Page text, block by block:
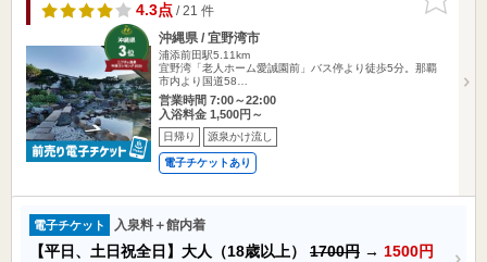
りに追加
4.3点/ 21 件
沖縄県 / 宜野湾市
浦添前田駅5.11km
宜野湾「老人ホーム愛誠園前」バス停より徒歩5分。那覇
市内より国道58…
営業時間 7:00～22:00
入浴料金 1,500円～
日帰り 源泉かけ流し
電子チケットあり
電子チケット 入泉料＋館内着
【平日、土日祝全日】大人（18歳以上） 1700円 → 1500円